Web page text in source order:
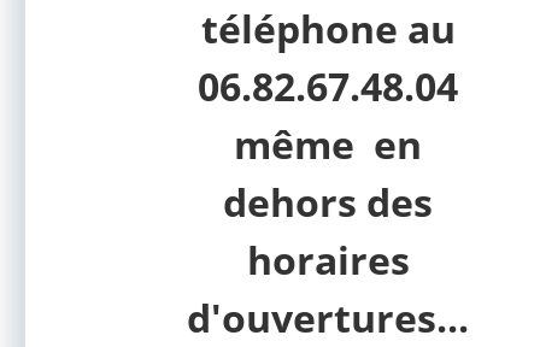
téléphone au
06.82.67.48.04
même en
dehors des
horaires
d'ouvertures...